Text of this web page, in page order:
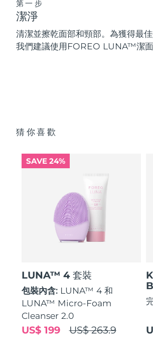
第一步
潔淨
清潔並擦乾面部和頸部。為獲得最佳
我們建議使用FOREO LUNA™潔面
猜你喜歡
SAVE 24%
LUNA™ 4 套裝
包裝內含: LUNA™ 4 和
LUNA™ Micro-Foam
Cleanser 2.0
US$ 263.9
US$ 199